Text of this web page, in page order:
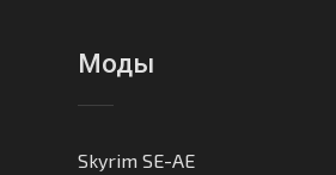
Моды
Skyrim SE-AE